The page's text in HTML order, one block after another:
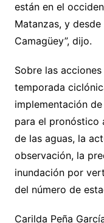
están en el
Matanzas, y
Camagüey”, dijo.
Sobre las
temporada
implementación
para el pronóstico
de las aguas, la
observación, la
inundación por
del número de
Carilda Peña